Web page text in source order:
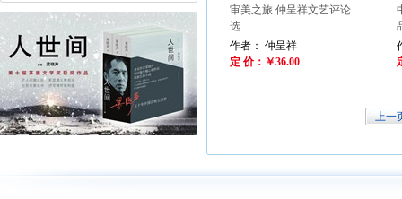
审美之旅 仲呈祥文艺评论
选
作者： 仲呈祥
定 价：￥36.00
上一